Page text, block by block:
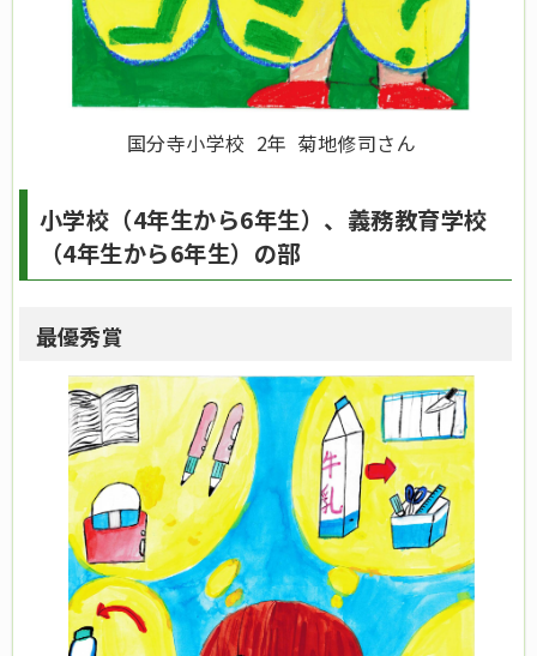
国分寺小学校 2年 菊地修司さん
小学校（4年生から6年生）、義務教育学校
（4年生から6年生）の部
最優秀賞